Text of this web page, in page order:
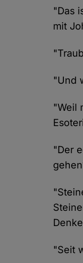
"Das
mit
"Und
"Weil
"Der
"Seit